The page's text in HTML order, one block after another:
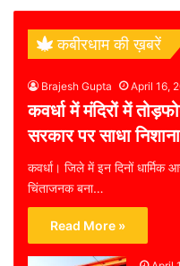
कबीरधाम की ख़बरें
Brajesh Gupta April 16,
कवर्धा में मंदिरों में
सरकार पर साधा निशाना
कवर्धा। जिले में इन दिनों
चिंताजनक बना…
Read More »